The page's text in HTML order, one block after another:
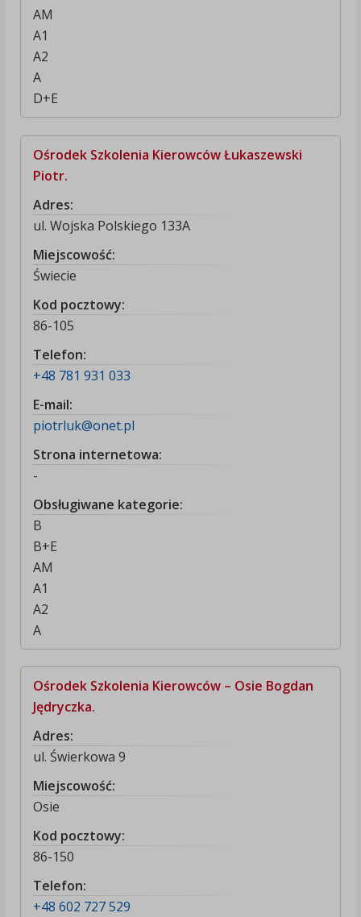
AM
A1
A2
A
D+E
Ośrodek Szkolenia Kierowców Łukaszewski
Piotr.
Adres:
ul. Wojska Polskiego 133A
Miejscowość:
Świecie
Kod pocztowy:
86-105
Telefon:
+48 781 931 033
E-mail:
piotrluk@onet.pl
Strona internetowa:
-
Obsługiwane kategorie:
B
B+E
AM
A1
A2
A
Ośrodek Szkolenia Kierowców – Osie Bogdan
Jędryczka.
Adres:
ul. Świerkowa 9
Miejscowość:
Osie
Kod pocztowy:
86-150
Telefon:
+48 602 727 529